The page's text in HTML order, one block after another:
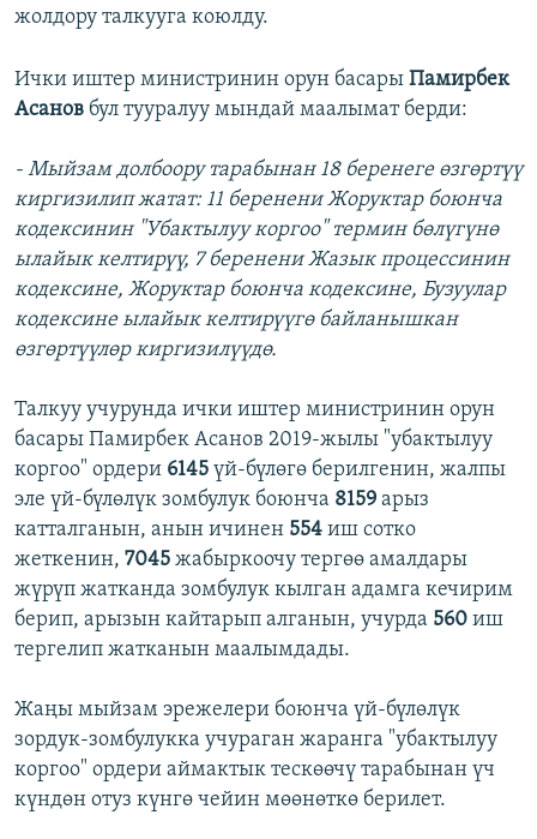
жолдору талкууга коюлду.
Ички иштер министринин орун басары Памирбек
Асанов бул тууралуу мындай маалымат берди:
- Мыйзам долбоору тарабынан 18 беренеге өзгөртүү
киргизилип жатат: 11 беренени Жоруктар боюнча
кодексинин "Убактылуу коргоо" термин бөлүгүнө
ылайык келтирүү, 7 беренени Жазык процессинин
кодексине, Жоруктар боюнча кодексине, Бузуулар
кодексине ылайык келтирүүгө байланышкан
өзгөртүүлөр киргизилүүдө.
Талкуу учурунда ички иштер министринин орун
басары Памирбек Асанов 2019-жылы "убактылуу
коргоо" ордери 6145 үй-бүлөгө берилгенин, жалпы
эле үй-бүлөлүк зомбулук боюнча 8159 арыз
катталганын, анын ичинен 554 иш сотко
жеткенин, 7045 жабыркоочу тергөө амалдары
жүрүп жатканда зомбулук кылган адамга кечирим
берип, арызын кайтарып алганын, учурда 560 иш
тергелип жатканын маалымдады.
Жаңы мыйзам эрежелери боюнча үй-бүлөлүк
зордук-зомбулукка учураган жаранга "убактылуу
коргоо" ордери аймактык тескөөчү тарабынан үч
күндөн отуз күнгө чейин мөөнөткө берилет.